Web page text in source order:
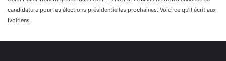
candidature pour les élections présidentielles prochaines. Voici ce qu’il écrit aux
Ivoiriens